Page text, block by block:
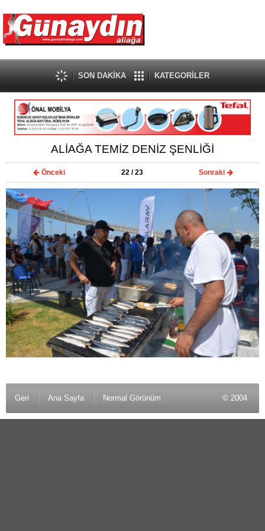
SON DAKİKA KATEGORİLER
ALİAĞA TEMİZ DENİZ ŞENLİĞİ
Önceki 22 / 23 Sonraki
Geri Ana Sayfa Normal Görünüm © 2004